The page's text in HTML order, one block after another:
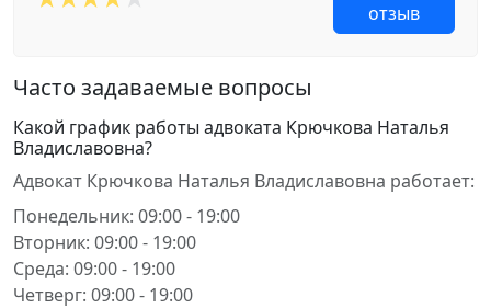
отзыв
Часто задаваемые вопросы
Какой график работы адвоката Крючкова Наталья
Владиславовна?
Адвокат Крючкова Наталья Владиславовна работает:
Понедельник: 09:00 - 19:00
Вторник: 09:00 - 19:00
Среда: 09:00 - 19:00
Четверг: 09:00 - 19:00